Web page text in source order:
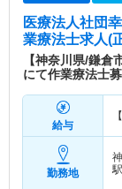
医療法人社団
業療法士求人(
【神奈川県/鎌
にて作業療法士
給与
勤務地